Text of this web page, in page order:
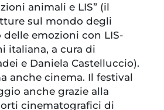
animali e LIS” (il
sul mondo degli
emozioni con LIS-
italiana, a cura di
e Daniela Castelluccio).
anche cinema. Il festival
anche grazie alla
cinematografici di